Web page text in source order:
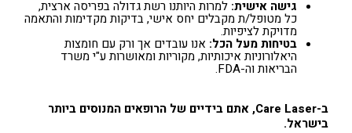
גישה אישית: למרות היותנו רשת גדולה בפריסה ארצית,
כל מטופל/ת מקבלים יחס אישי, בדיקות מקדימות והתאמה
מדויקת לציפיות.
בטיחות מעל הכל: אנו עובדים אך ורק עם חומצות
היאלורוניות איכותיות, מקוריות ומאושרות ע"י משרד
הבריאות וה-FDA.
ב-Care Laser, אתם בידיים של הרופאים המנוסים ביותר
בישראל.